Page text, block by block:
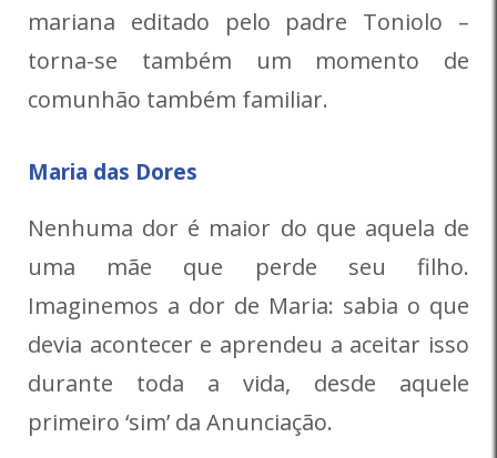
mariana editado pelo padre Toniolo –
torna-se também um momento de
comunhão também familiar.
Maria das Dores
Nenhuma dor é maior do que aquela de
uma mãe que perde seu filho.
Imaginemos a dor de Maria: sabia o que
devia acontecer e aprendeu a aceitar isso
durante toda a vida, desde aquele
primeiro ‘sim’ da Anunciação.